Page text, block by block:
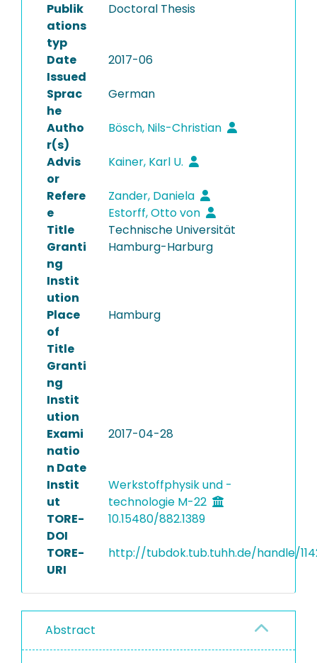
Publik
ations
typ
Doctoral Thesis
Date
Issued
2017-06
Sprac
he
German
Autho
r(s)
Bösch, Nils-Christian
Advis
or
Kainer, Karl U.
Refere
e
Zander, Daniela
Estorff, Otto von
Title
Granti
ng
Instit
ution
Technische Universität
Hamburg-Harburg
Place
of
Title
Granti
ng
Instit
ution
Hamburg
Exami
natio
n Date
2017-04-28
Instit
ut
Werkstoffphysik und -
technologie M-22
TORE-
DOI
10.15480/882.1389
TORE-
URI
http://tubdok.tub.tuhh.de/handle/
Abstract